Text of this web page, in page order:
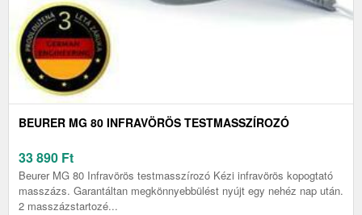
BEURER MG 80 INFRAVÖRÖS TESTMASSZÍROZÓ
33 890 Ft
Beurer MG 80 Infravörös testmasszírozó Kézi infravörös kopogtató
masszázs. Garantáltan megkönnyebbülést nyújt egy nehéz nap után.
2 masszázstartozé...